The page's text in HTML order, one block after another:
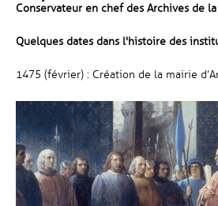
Conservateur en chef des Archives de
Quelques dates dans l'histoire des
1475 (février) : Création de la mairie